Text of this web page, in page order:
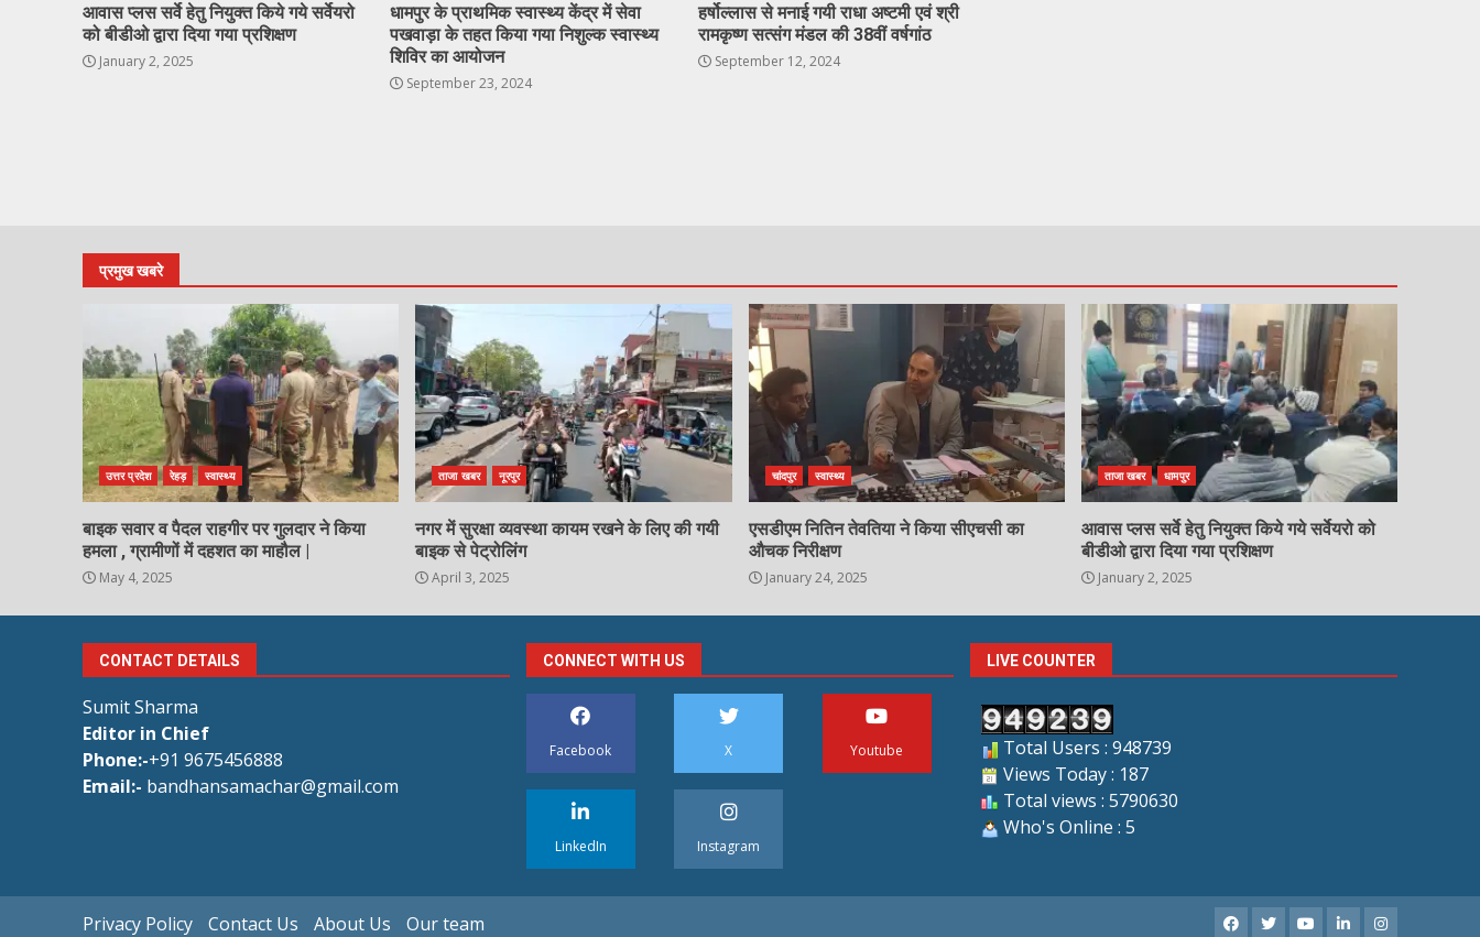
आवास प्लस सर्वे हेतु नियुक्त किये गये सर्वेयरो
को बीडीओ द्वारा दिया गया प्रशिक्षण
January 2, 2025
धामपुर के प्राथमिक स्वास्थ्य केंद्र में सेवा
पखवाड़ा के तहत किया गया निशुल्क स्वास्थ्य
शिविर का आयोजन
September 23, 2024
हर्षोल्लास से मनाई गयी राधा अष्टमी एवं श्री
रामकृष्ण सत्संग मंडल की 38वीं वर्षगांठ
September 12, 2024
प्रमुख खबरे
उत्तर प्रदेश रेहड़ स्वास्थ्य
बाइक सवार व पैदल राहगीर पर गुलदार ने किया
हमला , ग्रामीणों में दहशत का माहौल |
May 4, 2025
ताजा खबर नूरपुर
नगर में सुरक्षा व्यवस्था कायम रखने के लिए की गयी
बाइक से पेट्रोलिंग
April 3, 2025
चांदपुर स्वास्थ्य
एसडीएम नितिन तेवतिया ने किया सीएचसी का
औचक निरीक्षण
January 24, 2025
ताजा खबर धामपुर
आवास प्लस सर्वे हेतु नियुक्त किये गये सर्वेयरो को
बीडीओ द्वारा दिया गया प्रशिक्षण
January 2, 2025
CONTACT DETAILS
Sumit Sharma
Editor in Chief
Phone:-+91 9675456888
Email:- bandhansamachar@gmail.com
CONNECT WITH US
Facebook X Youtube
LinkedIn Instagram
LIVE COUNTER
Total Users : 948739
Views Today : 187
Total views : 5790630
Who's Online : 5
Privacy Policy Contact Us About Us Our team Facebook
X YoutubeLinkedInInstagram